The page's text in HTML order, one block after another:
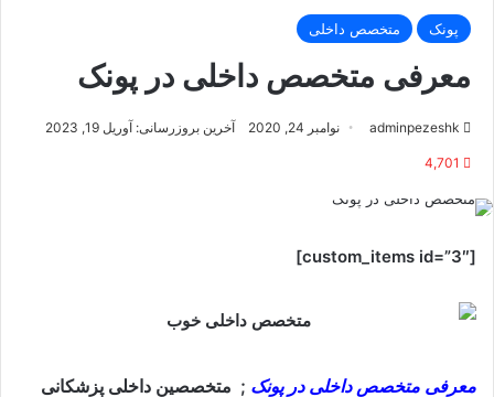
پونک متخصص داخلی
معرفی متخصص داخلی در پونک
adminpezeshk نوامبر 24, 2020 آخرین بروزرسانی: آوریل 19, 2023
4,701
[custom_items id=”3″]
معرفی متخصص داخلی در پونک ; متخصصین داخلی پزشکانی